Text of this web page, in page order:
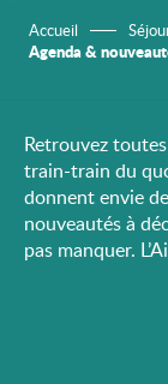
Accueil
Agenda &
Retrouvez
train-train du
donnent envie
nouveautés à
pas manquer.